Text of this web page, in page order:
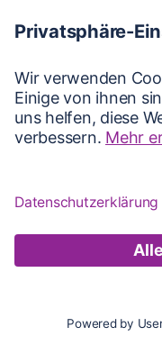
Karte